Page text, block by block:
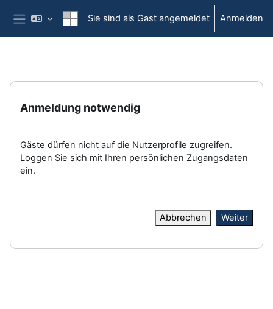
Zum Hauptinhalt
Website-Übersicht
Sie sind als Gast angemeldet Anmelden
Anmeldung notwendig
Gäste dürfen nicht auf die Nutzerprofile zugreifen.
Loggen Sie sich mit Ihren persönlichen Zugangsdaten
ein.
Abbrechen Weiter